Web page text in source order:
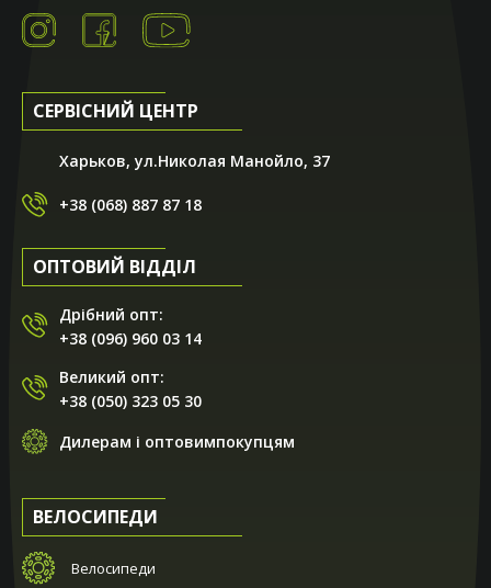
СЕРВІСНИЙ ЦЕНТР
Харьков, ул.Николая Манойло, 37
+38 (068) 887 87 18
ОПТОВИЙ ВІДДІЛ
Дрібний опт:
+38 (096) 960 03 14
Великий опт:
+38 (050) 323 05 30
Дилерам і оптовимпокупцям
ВЕЛОСИПЕДИ
Велосипеди